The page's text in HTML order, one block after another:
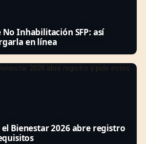
No Inhabilitación SFP: así
en línea
Bienestar 2026 abre registro